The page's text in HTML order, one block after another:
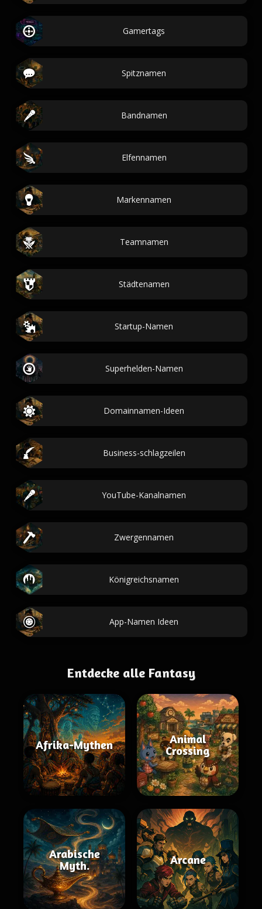
Gamertags
Spitznamen
Bandnamen
Elfennamen
Markennamen
Teamnamen
Städtenamen
Startup-Namen
Superhelden-Namen
Domainnamen-Ideen
Business-schlagzeilen
YouTube-Kanalnamen
Zwergennamen
Königreichsnamen
App-Namen Ideen
Entdecke alle Fantasy
Afrika-Mythen
Animal
Crossing
Arabische
Myth.
Arcane